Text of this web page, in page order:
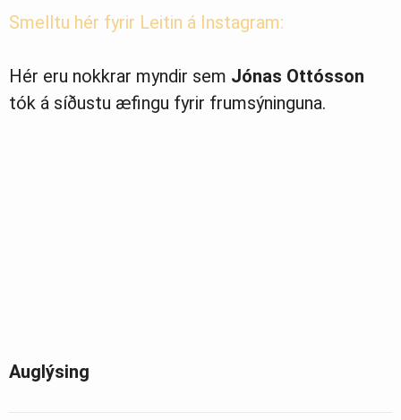
Smelltu hér fyrir Leitin á Instagram:
Hér eru nokkrar myndir sem Jónas Ottósson
tók á síðustu æfingu fyrir frumsýninguna.
Auglýsing